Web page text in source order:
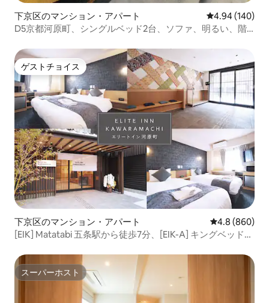
下京区のマンション・アパート レビュー140
4.94 (140)
D5京都河原町、シングルベッド2台、ソファ、明るい、階
トランと7-11、新設のバスルーム、防音窓
ゲストチョイス
ゲストチョイス
下京区のマンション・アパート レビュー860
4.8 (860)
[EIK] Matatabi 五条駅から徒歩7分、[EIK-A] キングベッドア
スーパーホスト
スーパーホスト